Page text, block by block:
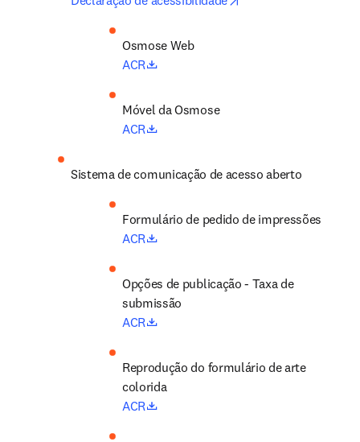
Osmose Web
ACR
Móvel da Osmose
ACR
Sistema de comunicação de acesso aberto
Formulário de pedido de impressões
ACR
Opções de publicação - Taxa de
submissão
ACR
Reprodução do formulário de arte
colorida
ACR